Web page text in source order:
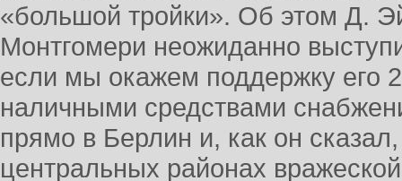
«большой тройки». Об этом Д.
Монтгомери неожиданно
если мы окажем поддержку его
наличными средствами
прямо в Берлин и, как он
центральных районах